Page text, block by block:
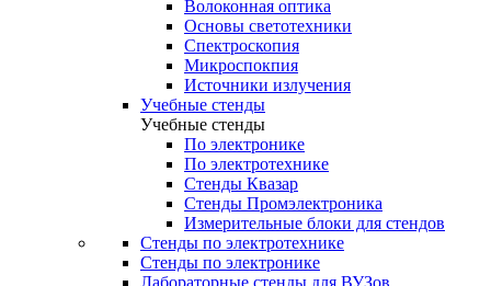
Волоконная оптика
Основы светотехники
Спектроскопия
Микроспокпия
Источники излучения
Учебные стенды
Учебные стенды
По электронике
По электротехнике
Стенды Квазар
Стенды Промэлектроника
Измерительные блоки для стендов
Стенды по электротехнике
Стенды по электронике
Лабораторные стенды для ВУЗов